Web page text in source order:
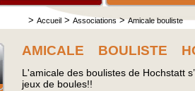
> Accueil> Associations>Amicale bouliste
AMICALE BOULISTE
L'amicale des boulistes de Hochstatt
jeux de boules!!